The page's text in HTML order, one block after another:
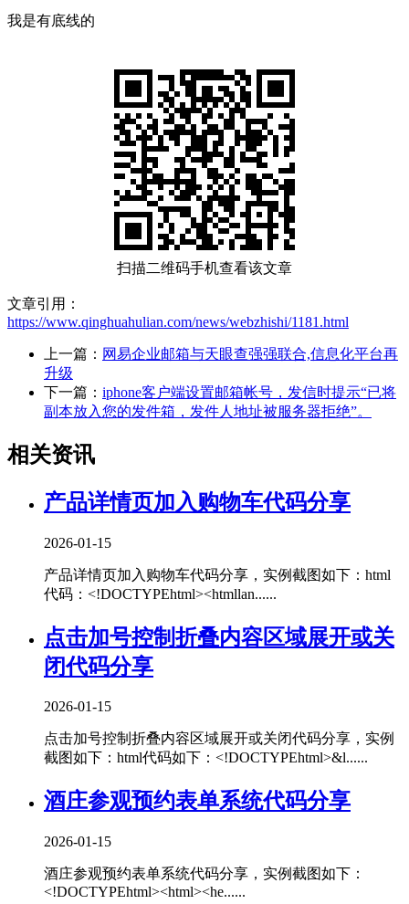
我是有底线的
扫描二维码手机查看该文章
文章引用：
https://www.qinghuahulian.com/news/webzhishi/1181.html
上一篇： 网易企业邮箱与天眼查强强联合,信息化平台再
升级
下一篇： iphone客户端设置邮箱帐号，发信时提示“已将
副本放入您的发件箱，发件人地址被服务器拒绝”。
相关资讯
产品详情页加入购物车代码分享
2026-01-15
产品详情页加入购物车代码分享，实例截图如下：html
代码：<!DOCTYPEhtml><htmllan......
点击加号控制折叠内容区域展开或关
闭代码分享
2026-01-15
点击加号控制折叠内容区域展开或关闭代码分享，实例
截图如下：html代码如下：<!DOCTYPEhtml>&l......
酒庄参观预约表单系统代码分享
2026-01-15
酒庄参观预约表单系统代码分享，实例截图如下：
<!DOCTYPEhtml><html><he......